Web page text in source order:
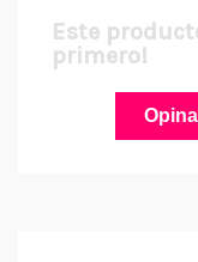
Este
primero!